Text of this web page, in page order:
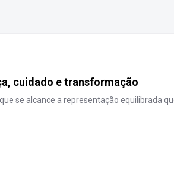
cuidado e transformação
se alcance a representação equilibrada